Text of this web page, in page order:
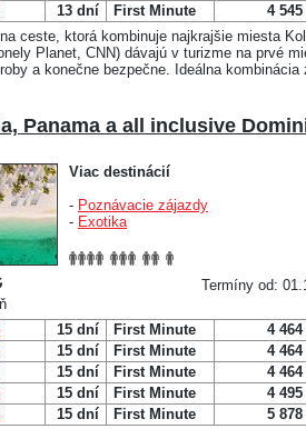
13 dní First Minute 4 545
ceste, ktorá kombinuje najkrajšie miesta
Planet, CNN) dávajú v turizme na prvé
a konečne bezpečne. Ideálna
Panama a all inclusive
Viac destinácií
- Poznávacie zájazdy
- Exotika
Termíny od:
15 dní First Minute 4 464
15 dní First Minute 4 464
15 dní First Minute 4 464
15 dní First Minute 4 495
15 dní First Minute 5 878